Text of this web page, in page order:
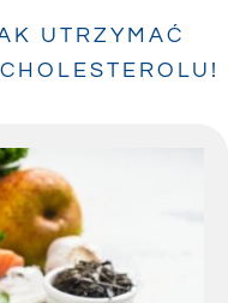
UTRZYMAĆ